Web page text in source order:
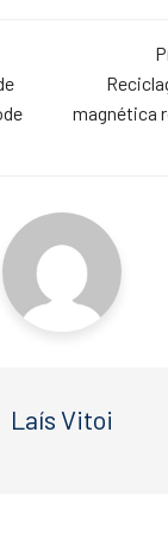
magnética
Laís Vitoi